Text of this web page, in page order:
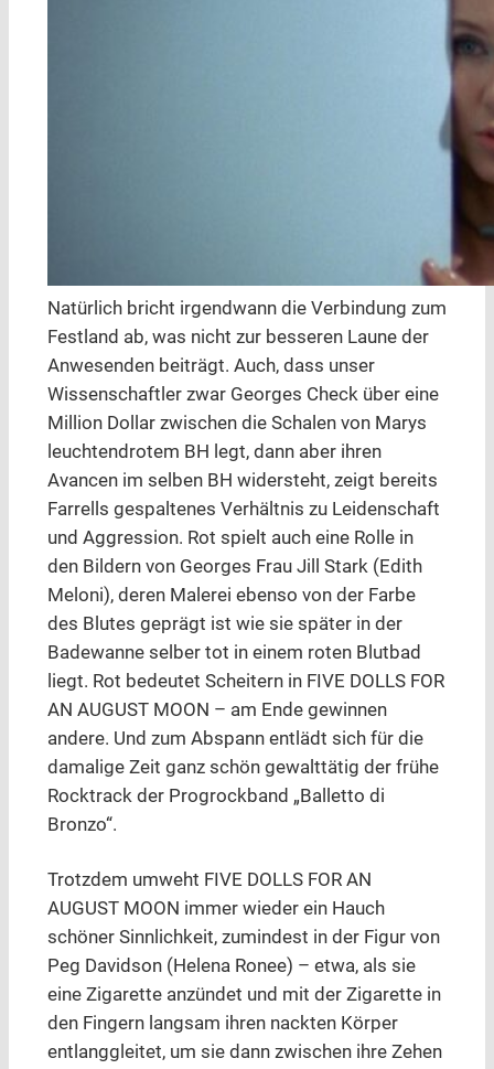
Natürlich bricht irgendwann die Verbindung zum
Festland ab, was nicht zur besseren Laune der
Anwesenden beiträgt. Auch, dass unser
Wissenschaftler zwar Georges Check über eine
Million Dollar zwischen die Schalen von Marys
leuchtendrotem BH legt, dann aber ihren
Avancen im selben BH widersteht, zeigt bereits
Farrells gespaltenes Verhältnis zu Leidenschaft
und Aggression. Rot spielt auch eine Rolle in
den Bildern von Georges Frau Jill Stark (Edith
Meloni), deren Malerei ebenso von der Farbe
des Blutes geprägt ist wie sie später in der
Badewanne selber tot in einem roten Blutbad
liegt. Rot bedeutet Scheitern in FIVE DOLLS FOR
AN AUGUST MOON – am Ende gewinnen
andere. Und zum Abspann entlädt sich für die
damalige Zeit ganz schön gewalttätig der frühe
Rocktrack der Progrockband „Balletto di
Bronzo“.
Trotzdem umweht FIVE DOLLS FOR AN
AUGUST MOON immer wieder ein Hauch
schöner Sinnlichkeit, zumindest in der Figur von
Peg Davidson (Helena Ronee) – etwa, als sie
eine Zigarette anzündet und mit der Zigarette in
den Fingern langsam ihren nackten Körper
entlanggleitet, um sie dann zwischen ihre Zehen